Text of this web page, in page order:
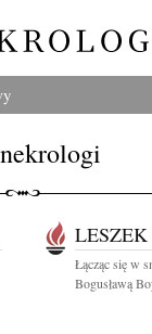
Łącząc się w
Bogusławą